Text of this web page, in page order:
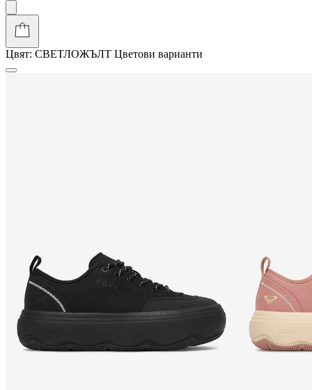
Цвят: СВЕТЛОЖЪЛТ Цветови варианти